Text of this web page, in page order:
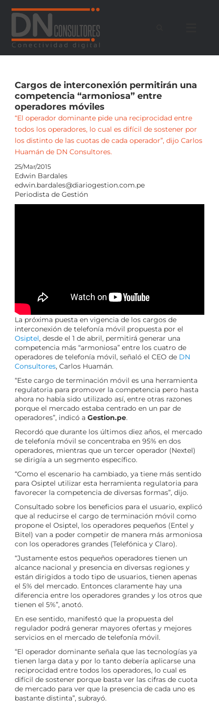
contenido
Cargos de interconexión permitirán una
competencia “armoniosa” entre
operadores móviles
“El operador dominante pide una reciprocidad entre
todos los operadores, lo cual es difícil de sostener por
los distinto de las cuotas de cada operador”, dijo Carlos
Huamán de DN Consultores.
25/Mar/2015
Edwin Bardales
edwin.bardales@diariogestion.com.pe
Periodista de Gestión
La próxima puesta en vigencia de los cargos de
interconexión de telefonía móvil propuesta por el
Osiptel, desde el 1 de abril, permitirá generar una
competencia más “armoniosa” entre los cuatro de
operadores de telefonía móvil, señaló el CEO de DN
Consultores, Carlos Huamán.
“Este cargo de terminación móvil es una herramienta
regulatoria para promover la competencia pero hasta
ahora no había sido utilizado así, entre otras razones
porque el mercado estaba centrado en un par de
operadores”, indicó a Gestion.pe.
Recordó que durante los últimos diez años, el mercado
de telefonía móvil se concentraba en 95% en dos
operadores, mientras que un tercer operador (Nextel)
se dirigía a un segmento específico.
“Como el escenario ha cambiado, ya tiene más sentido
para Osiptel utilizar esta herramienta regulatoria para
favorecer la competencia de diversas formas”, dijo.
Consultado sobre los beneficios para el usuario, explicó
que al reducirse el cargo de terminación móvil como
propone el Osiptel, los operadores pequeños (Entel y
Bitel) van a poder competir de manera más armoniosa
con los operadores grandes (Telefónica y Claro).
“Justamente estos pequeños operadores tienen un
alcance nacional y presencia en diversas regiones y
están dirigidos a todo tipo de usuarios, tienen apenas
el 5% del mercado. Entonces claramente hay una
diferencia entre los operadores grandes y los otros que
tienen el 5%”, anotó.
En ese sentido, manifestó que la propuesta del
regulador podrá generar mayores ofertas y mejores
servicios en el mercado de telefonía móvil.
“El operador dominante señala que las tecnologías ya
tienen larga data y por lo tanto debería aplicarse una
reciprocidad entre todos los operadores, lo cual es
difícil de sostener porque basta ver las cifras de cuota
de mercado para ver que la presencia de cada uno es
bastante distinta”, subrayó.